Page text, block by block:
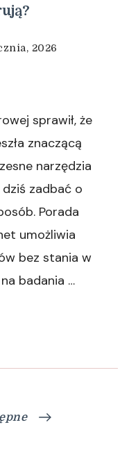
2026
zdrowotne
odległość
–
oferują?
sprawił, że
znaczącą
narzędzia
zadbać o
Porada
umożliwia
bez stania w
badania …